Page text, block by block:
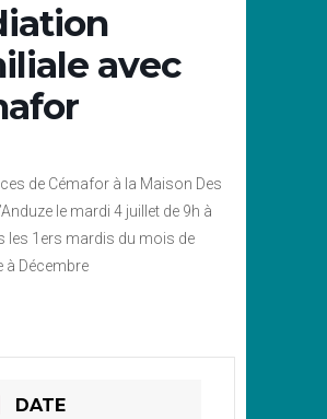
avec
de Cémafor à la Maison Des
le mardi 4 juillet de 9h à
les 1ers mardis du mois de
à Décembre
DATE